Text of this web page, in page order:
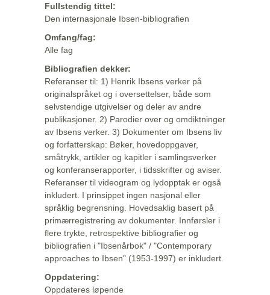
Fullstendig tittel:
Den internasjonale Ibsen-bibliografien
Omfang/fag:
Alle fag
Bibliografien dekker:
Referanser til: 1) Henrik Ibsens verker på
originalspråket og i oversettelser, både som
selvstendige utgivelser og deler av andre
publikasjoner. 2) Parodier over og omdiktninger
av Ibsens verker. 3) Dokumenter om Ibsens liv
og forfatterskap: Bøker, hovedoppgaver,
småtrykk, artikler og kapitler i samlingsverker
og konferanserapporter, i tidsskrifter og aviser.
Referanser til videogram og lydopptak er også
inkludert. I prinsippet ingen nasjonal eller
språklig begrensning. Hovedsaklig basert på
primærregistrering av dokumenter. Innførsler i
flere trykte, retrospektive bibliografier og
bibliografien i "Ibsenårbok" / "Contemporary
approaches to Ibsen" (1953-1997) er inkludert.
Oppdatering:
Oppdateres løpende